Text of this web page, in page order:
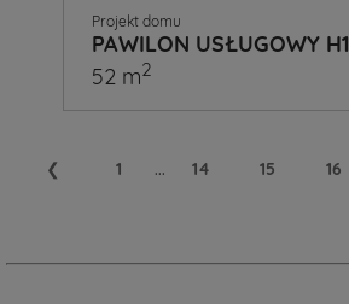
Projekt domu
PAWILON USŁUGOWY H1
52 m2
❮ 1 ... 14 15 16